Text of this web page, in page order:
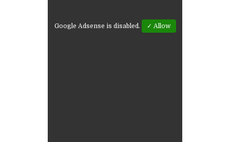
Google Adsense is disabled. ✓ Allow